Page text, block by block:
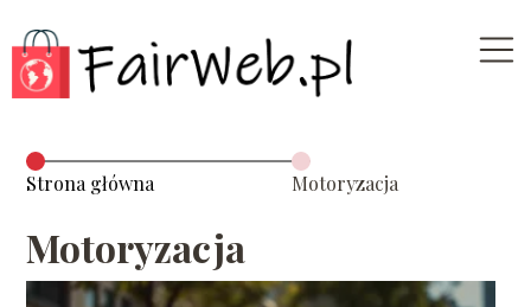
Strona główna Motoryzacja
Motoryzacja